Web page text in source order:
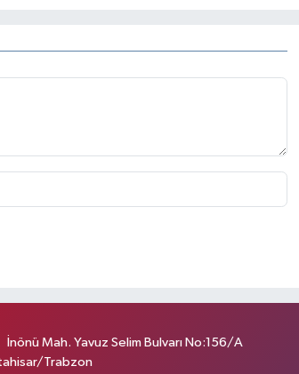
İnönü Mah. Yavuz Selim Bulvarı No:156/A
Trabzon